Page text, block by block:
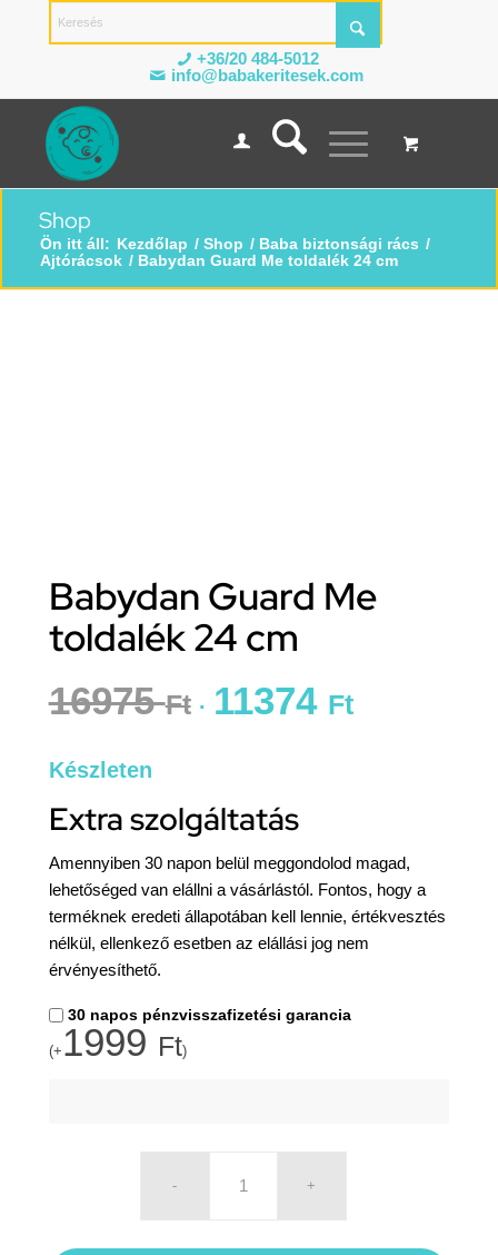
+36/20 484-5012
info@babakeritesek.com
Shop
Ön itt áll: Kezdőlap / Shop / Baba biztonsági rács /
Ajtórácsok / Babydan Guard Me toldalék 24 cm
Babydan Guard Me
toldalék 24 cm
16975Ft 11374 Ft
Készleten
Extra szolgáltatás
Amennyiben 30 napon belül meggondolod magad,
lehetőséged van elállni a vásárlástól. Fontos, hogy a
terméknek eredeti állapotában kell lennie, értékvesztés
nélkül, ellenkező esetben az elállási jog nem
érvényesíthető.
30 napos pénzvisszafizetési garancia
(+ 1999 Ft)